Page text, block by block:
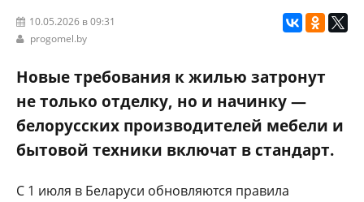
10.05.2026 в 09:31
progomel.by
Новые требования к жилью затронут
не только отделку, но и начинку —
белорусских производителей мебели и
бытовой техники включат в стандарт.
С 1 июля в Беларуси обновляются правила